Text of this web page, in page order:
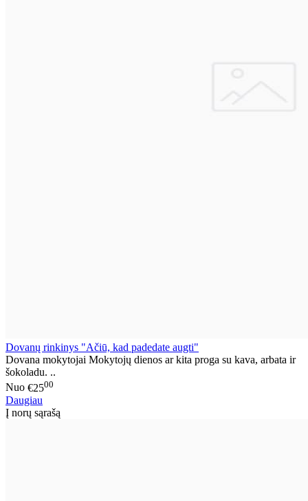
Dovanų rinkinys "Ačiū, kad padedate augti"
Dovana mokytojai Mokytojų dienos ar kita proga su kava, arbata ir
šokoladu. ..
Nuo €2500
Daugiau
Į norų sąrašą